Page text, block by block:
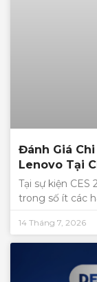
Đánh Giá
Lenovo Tại
Tại sự kiện
trong số ít các
14 Tháng 7, 2026